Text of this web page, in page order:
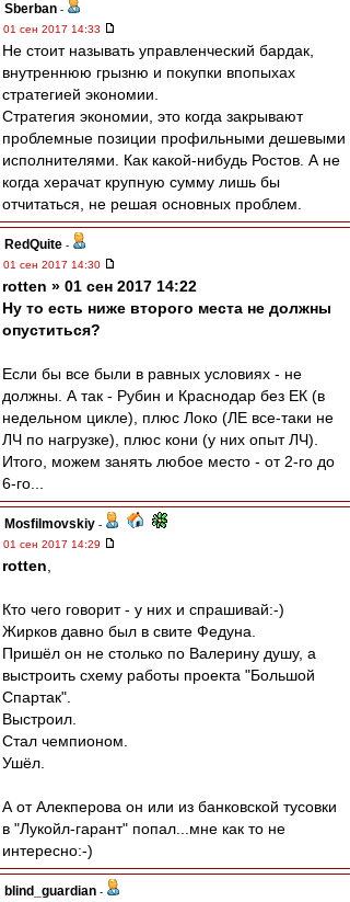
Sberban -
01 сен 2017 14:33
Не стоит называть управленческий бардак,
внутреннюю грызню и покупки впопыхах
стратегией экономии.
Стратегия экономии, это когда закрывают
проблемные позиции профильными дешевыми
исполнителями. Как какой-нибудь Ростов. А не
когда херачат крупную сумму лишь бы
отчитаться, не решая основных проблем.
RedQuite -
01 сен 2017 14:30
rotten » 01 сен 2017 14:22
Ну то есть ниже второго места не должны
опуститься?
Если бы все были в равных условиях - не
должны. А так - Рубин и Краснодар без ЕК (в
недельном цикле), плюс Локо (ЛЕ все-таки не
ЛЧ по нагрузке), плюс кони (у них опыт ЛЧ).
Итого, можем занять любое место - от 2-го до
6-го...
Mosfilmovskiy -
01 сен 2017 14:29
rotten
Кто чего говорит - у них и спрашивай:-)
Жирков давно был в свите Федуна.
Пришёл он не столько по Валерину душу, а
выстроить схему работы проекта "Большой
Спартак".
Выстроил.
Стал чемпионом.
Ушёл.
А от Алекперова он или из банковской тусовки
в "Лукойл-гарант" попал...мне как то не
интересно:-)
blind_guardian -